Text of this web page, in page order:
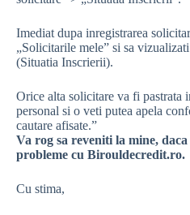
Imediat dupa inregistrarea
„Solicitarile mele” si sa
(Situatia Inscrierii).
Orice alta solicitare va fi pastrata
personal si o veti putea apela
cautare afisate.”
Va rog sa reveniti la mine,
probleme cu Birouldecredit.ro.
Cu stima,